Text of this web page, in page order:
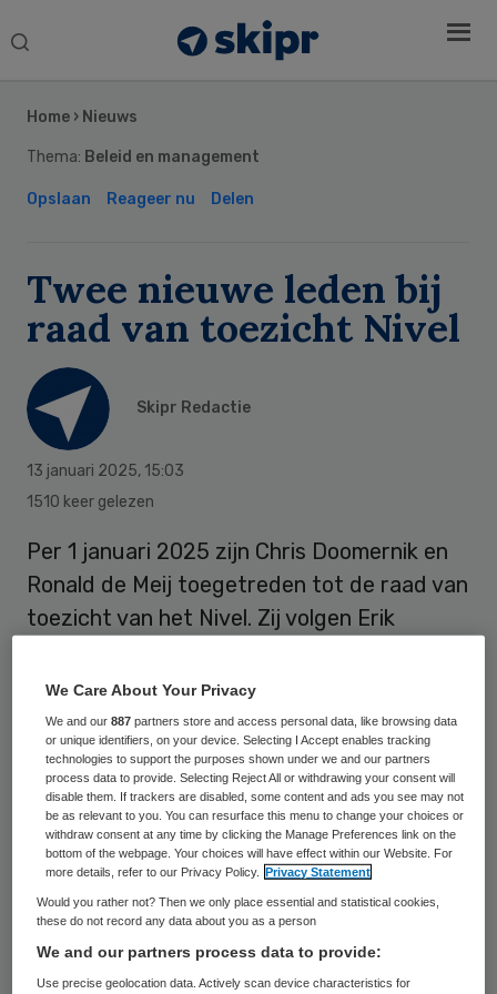
Search
Home › Nieuws
Thema: Beleid en management
Opslaan Reageer nu Delen
Twee nieuwe leden bij
raad van toezicht Nivel
Skipr Redactie
13 januari 2025, 15:03
1510 keer gelezen
Per 1 januari 2025 zijn Chris Doomernik en
Ronald de Meij toegetreden tot de raad van
toezicht van het Nivel. Zij volgen Erik
op die aftreden vanwege het aflopen van
hun tweede termijn.
Zij volgen Erik Dannenberg en Frida van den
Maagdenberg op die aftreden vanwege het
aflopen van hun tweede termijn. De rvt van
het Nivelbestaat daarmee nu naast
Doomernik en Ronald de Meij uit Henk Smid
(voorzitter), Aartjan Beekman en Sophia de
Sidebar
We Care About Your Privacy
We and our887 partners store and access personal data, like browsing data
or unique identifiers, on your device. Selecting I Accept enables tracking
technologies to support the purposes shown under we and our partners
process data to provide. Selecting Reject All or withdrawing your consent will
disable them. If trackers are disabled, some content and ads you see may not
be as relevant to you. You can resurface this menu to change your choices or
withdraw consent at any time by clicking the Manage Preferences link on the
bottom of the webpage. Your choices will have effect within our Website. For
more details, refer to our Privacy Policy.
Privacy Statement
Would you rather not? Then we only place essential and statistical cookies,
these do not record any data about you as a person
We and our partners process data to provide:
Use precise geolocation data. Actively scan device characteristics for